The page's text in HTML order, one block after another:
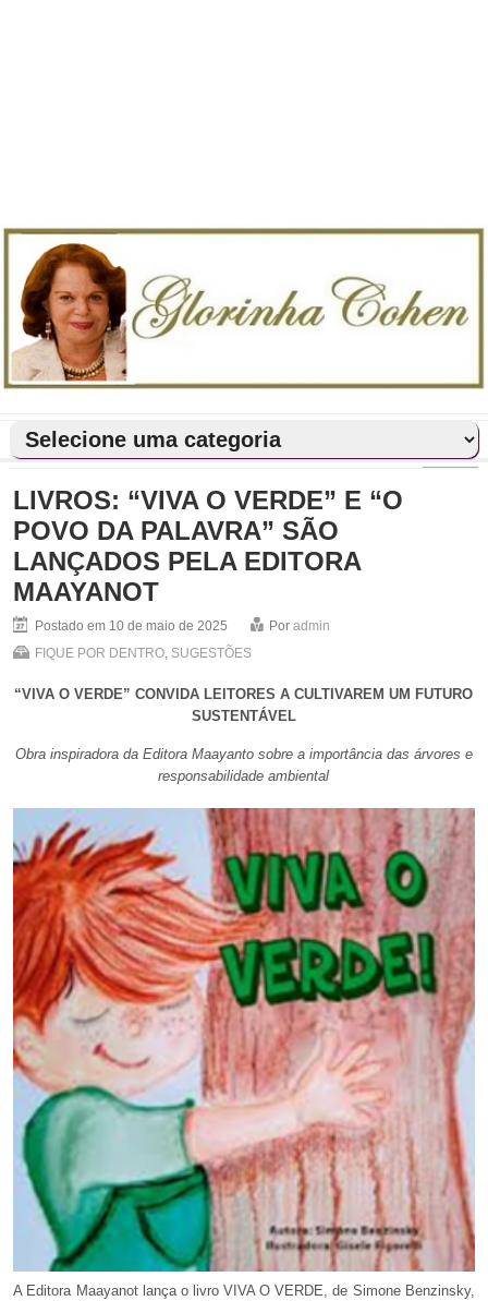
LIVROS: “VIVA O VERDE” E “O
POVO DA PALAVRA” SÃO
LANÇADOS PELA EDITORA
MAAYANOT
Postado em 10 de maio de 2025 Poradmin
FIQUE POR DENTRO, SUGESTÕES
“VIVA O VERDE” CONVIDA LEITORES A CULTIVAREM UM FUTURO
SUSTENTÁVEL
Obra inspiradora da Editora Maayanto sobre a importância das árvores e
responsabilidade ambiental
A Editora Maayanot lança o livro VIVA O VERDE, de Simone Benzinsky,